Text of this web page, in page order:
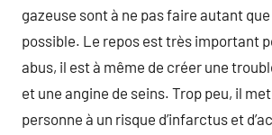
gazeuse sont à ne pas faire autant
possible. Le repos est très important
abus, il est à même de créer une
et une angine de seins. Trop peu, il
personne à un risque d’infarctus et